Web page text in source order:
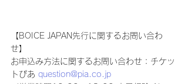
【BOICE JAPAN先行に関するお問い合わ
せ】
お申込み方法に関するお問い合わせ：チケッ
トぴあ question@pia.co.jp